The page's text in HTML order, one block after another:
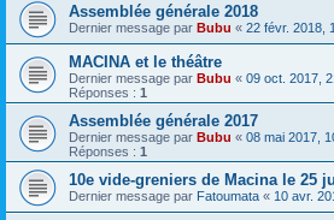
Assemblée générale 2018
Dernier message par Bubu « 22 févr. 2018,
MACINA et le théâtre
Dernier message par Bubu « 09 oct. 2017,
Réponses : 1
Assemblée générale 2017
Dernier message par Bubu « 08 mai 2017,
Réponses : 1
10e vide-greniers de Macina le 25
Dernier message par Fatoumata « 10 avr.